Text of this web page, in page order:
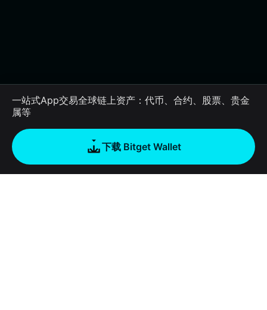
一站式App交易全球链上资产：代币、合约、股票、贵金
属等
下载 Bitget Wallet